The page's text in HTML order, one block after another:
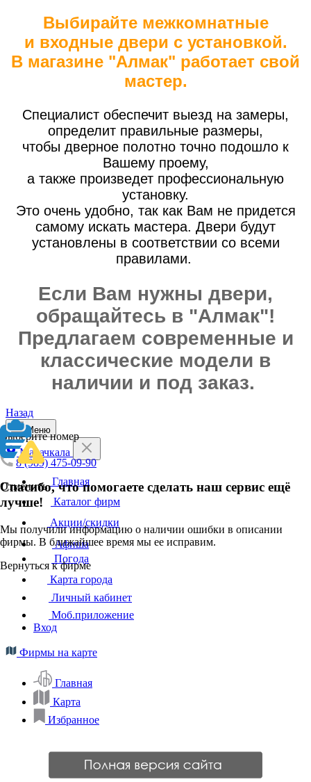
Выбирайте межкомнатные
и входные двери с установкой.
В магазине "Алмак" работает свой
мастер.
Специалист обеспечит выезд на замеры,
определит правильные размеры,
чтобы дверное полотно точно подошло к
Вашему проему,
а также произведет профессиональную
установку.
Это очень удобно, так как Вам не придется
самому искать мастера. Двери будут
установлены в соответствии со всеми
правилами.
Если Вам нужны двери,
обращайтесь в "Алмак"!
Предлагаем современные и
классические модели в
наличии и под заказ.
Назад
Выберите номер
8 (989) 475-09-90
Отменить
Спасибо, что помогаете сделать наш сервис ещё
лучше!
Мы получили информацию о наличии ошибки в описании
фирмы. В ближайшее время мы ее исправим.
Вернуться к фирме
Меню
Махачкала
Главная
Каталог фирм
Акции/скидки
Афиша
Погода
Карта города
Личный кабинет
Моб.приложение
Вход
Фирмы на карте
Главная
Карта
Избранное